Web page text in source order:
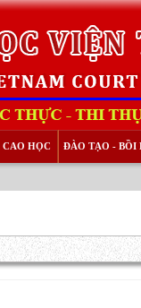
HỌC ĐÀO TẠO - BỒI